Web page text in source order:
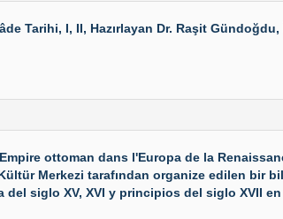
Tarihi, I, II, Hazırlayan Dr. Raşit
ottoman dans l'Europa de la
Merkezi tarafından organize edilen bir
siglo XV, XVI y principios del siglo XVII